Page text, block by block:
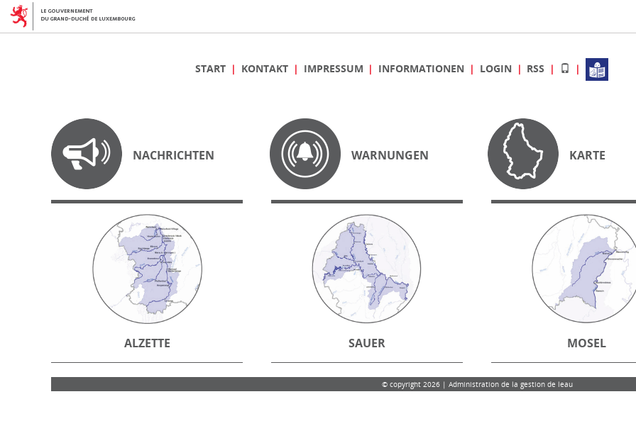
START KONTAKT IMPRESSUM INFORMATIONEN LOGIN RSS
NACHRICHTEN WARNUNGEN KARTE
ALZETTE SAUER MOSEL
© copyright 2026 | Administration de la gestion de leau